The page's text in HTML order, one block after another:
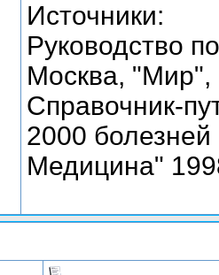
Источники:
Руководство
Москва, "Мир",
Справочник-
2000
Медицина"